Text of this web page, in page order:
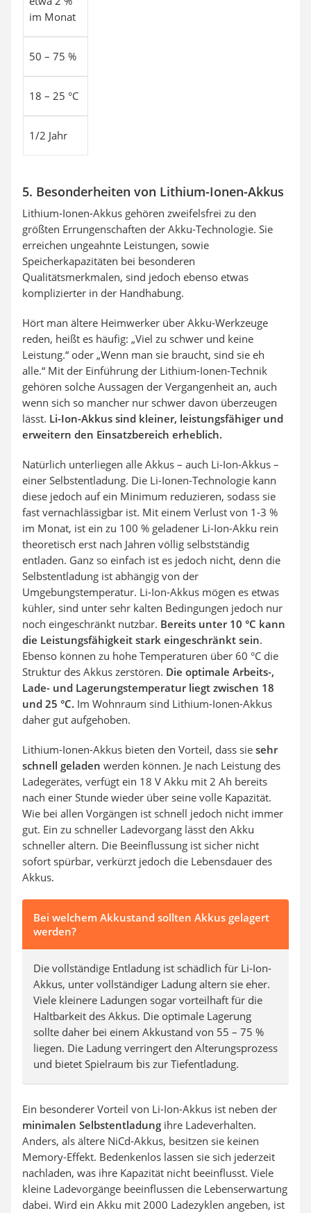
im Monat
50 – 75 %
18 – 25 °C
1/2 Jahr
5. Besonderheiten von Lithium-Ionen-Akkus
Lithium-Ionen-Akkus gehören zweifelsfrei zu den
größten Errungenschaften der Akku-Technologie. Sie
erreichen ungeahnte Leistungen, sowie
Speicherkapazitäten bei besonderen
Qualitätsmerkmalen, sind jedoch ebenso etwas
komplizierter in der Handhabung.
Hört man ältere Heimwerker über Akku-Werkzeuge
reden, heißt es häufig: „Viel zu schwer und keine
Leistung.“ oder „Wenn man sie braucht, sind sie eh
alle.“ Mit der Einführung der Lithium-Ionen-Technik
gehören solche Aussagen der Vergangenheit an, auch
wenn sich so mancher nur schwer davon überzeugen
lässt. Li-Ion-Akkus sind kleiner, leistungsfähiger und
erweitern den Einsatzbereich erheblich.
Natürlich unterliegen alle Akkus – auch Li-Ion-Akkus –
einer Selbstentladung. Die Li-Ionen-Technologie kann
diese jedoch auf ein Minimum reduzieren, sodass sie
fast vernachlässigbar ist. Mit einem Verlust von 1-3 %
im Monat, ist ein zu 100 % geladener Li-Ion-Akku rein
theoretisch erst nach Jahren völlig selbstständig
entladen. Ganz so einfach ist es jedoch nicht, denn die
Selbstentladung ist abhängig von der
Umgebungstemperatur. Li-Ion-Akkus mögen es etwas
kühler, sind unter sehr kalten Bedingungen jedoch nur
noch eingeschränkt nutzbar. Bereits unter 10 °C kann
die Leistungsfähigkeit stark eingeschränkt sein.
Ebenso können zu hohe Temperaturen über 60 °C die
Struktur des Akkus zerstören. Die optimale Arbeits-,
Lade- und Lagerungstemperatur liegt zwischen 18
und 25 °C. Im Wohnraum sind Lithium-Ionen-Akkus
daher gut aufgehoben.
Lithium-Ionen-Akkus bieten den Vorteil, dass sie sehr
schnell geladen werden können. Je nach Leistung des
Ladegerätes, verfügt ein 18 V Akku mit 2 Ah bereits
nach einer Stunde wieder über seine volle Kapazität.
Wie bei allen Vorgängen ist schnell jedoch nicht immer
gut. Ein zu schneller Ladevorgang lässt den Akku
schneller altern. Die Beeinflussung ist sicher nicht
sofort spürbar, verkürzt jedoch die Lebensdauer des
Akkus.
Bei welchem Akkustand sollten Akkus gelagert
werden?
Die vollständige Entladung ist schädlich für Li-Ion-
Akkus, unter vollständiger Ladung altern sie eher.
Viele kleinere Ladungen sogar vorteilhaft für die
Haltbarkeit des Akkus. Die optimale Lagerung
sollte daher bei einem Akkustand von 55 – 75 %
liegen. Die Ladung verringert den Alterungsprozess
und bietet Spielraum bis zur Tiefentladung.
Ein besonderer Vorteil von Li-Ion-Akkus ist neben der
minimalen Selbstentladung ihre Ladeverhalten.
Anders, als ältere NiCd-Akkus, besitzen sie keinen
Memory-Effekt. Bedenkenlos lassen sie sich jederzeit
nachladen, was ihre Kapazität nicht beeinflusst. Viele
kleine Ladevorgänge beeinflussen die Lebenserwartung
dabei. Wird ein Akku mit 2000 Ladezyklen angeben, ist